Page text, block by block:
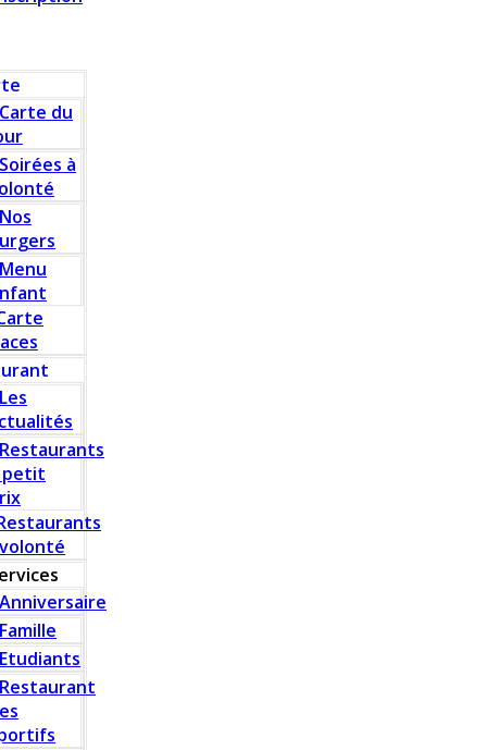
Carte du
Soirées à
Nos
Menu
Les
Restaurants
petit
Anniversaire
Famille
Etudiants
Restaurant